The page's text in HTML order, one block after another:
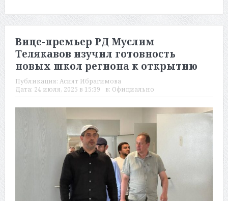
Вице-премьер РД Муслим
Телякавов изучил готовность
новых школ региона к открытию
Публикация: Асият Ибрагимова
Дата: 24 июля, 2025 в 15:39 в: Официально